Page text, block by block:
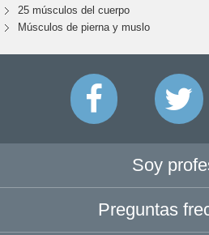
25 músculos del cuerpo
Músculos de pierna y muslo
Soy
Preguntas